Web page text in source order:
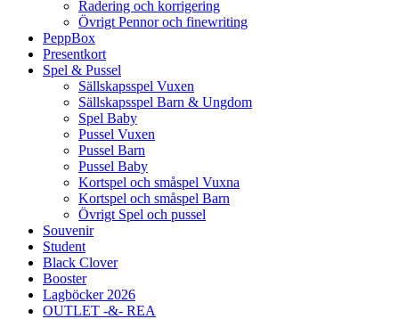
Radering och korrigering
Övrigt Pennor och finewriting
PeppBox
Presentkort
Spel & Pussel
Sällskapsspel Vuxen
Sällskapsspel Barn & Ungdom
Spel Baby
Pussel Vuxen
Pussel Barn
Pussel Baby
Kortspel och småspel Vuxna
Kortspel och småspel Barn
Övrigt Spel och pussel
Souvenir
Student
Black Clover
Booster
Lagböcker 2026
OUTLET -&- REA